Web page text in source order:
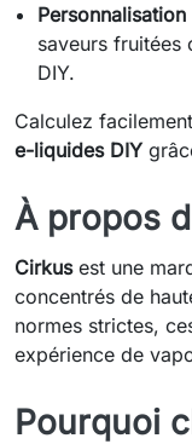
Personnalisation
saveurs fruitées
DIY.
Calculez
e-liquides DIY
À propos
Cirkusest une
concentrés de
normes strictes,
expérience de
Pourquoi